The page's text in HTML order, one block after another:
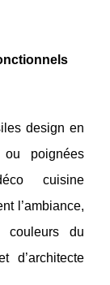
design en
ou poignées
cuisine
l’ambiance,
couleurs du
d’architecte